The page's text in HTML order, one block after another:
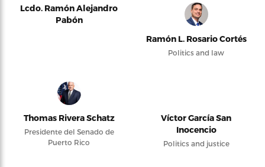
Lcdo. Ramón Alejandro
Pabón
Ramón L. Rosario Cortés
Politics and law
Thomas Rivera Schatz
Presidente del Senado de
Puerto Rico
Víctor García San
Inocencio
Politics and justice